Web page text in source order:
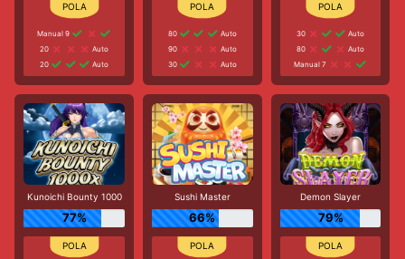
Manual 9
20
Auto
20
Auto
80
Auto
90
Auto
30
Auto
30
Auto
80
Auto
Manual 7
Kunoichi Bounty 1000
77%
Sushi Master
66%
Demon Slayer
79%